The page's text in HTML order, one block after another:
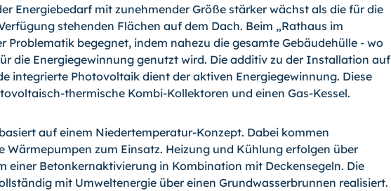
Energiebedarf mit zunehmender Größe stärker wächst als die für die
stehenden Flächen auf dem Dach. Beim „Rathaus im
Problematik begegnet, indem nahezu die gesamte Gebäudehülle - wo
die Energiegewinnung genutzt wird. Die additiv zu der Installation auf
integrierte Photovoltaik dient der aktiven Energiegewinnung. Diese
thermische Kombi-Kollektoren und einen Gas-Kessel.
auf einem Niedertemperatur-Konzept. Dabei kommen
Wärmepumpen zum Einsatz. Heizung und Kühlung erfolgen über
einer Betonkernaktivierung in Kombination mit Deckensegeln. Die
mit Umweltenergie über einen Grundwasserbrunnen realisiert.